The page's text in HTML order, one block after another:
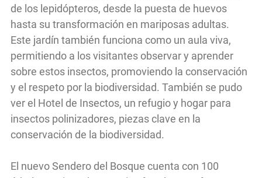
de los lepidópteros, desde la puesta de huevos
hasta su transformación en mariposas adultas.
Este jardín también funciona como un aula viva,
permitiendo a los visitantes observar y aprender
sobre estos insectos, promoviendo la conservación
y el respeto por la biodiversidad. También se pudo
ver el Hotel de Insectos, un refugio y hogar para
insectos polinizadores, piezas clave en la
conservación de la biodiversidad.
El nuevo Sendero del Bosque cuenta con 100